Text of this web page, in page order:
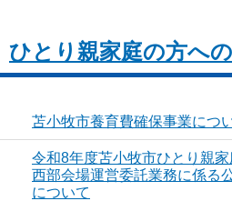
ひとり親家庭の方へ
苫小牧市養育費確保事業につ
令和8年度苫小牧市ひとり親
西部会場運営委託業務に係る
について